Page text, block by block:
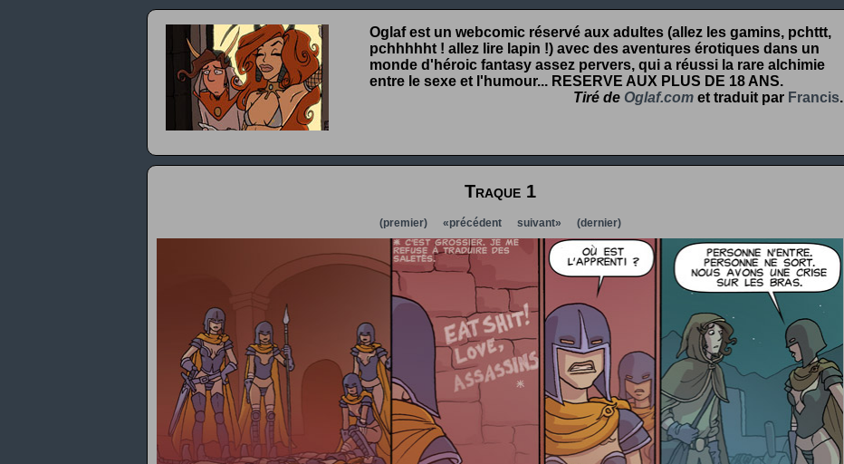
Oglaf est un webcomic réservé aux adultes (allez les gamins, pchttt,
pchhhhht ! allez lire lapin !) avec des aventures érotiques dans un
monde d'héroic fantasy assez pervers, qui a réussi la rare alchimie
entre le sexe et l'humour... RESERVE AUX PLUS DE 18 ANS.
Tiré de Oglaf.com et traduit par Francis.
Traque 1
(premier) «précédent suivant» (dernier)